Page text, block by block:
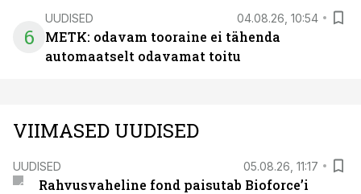
6
UUDISED 04.08.26, 10:54
METK: odavam tooraine ei tähenda
automaatselt odavamat toitu
VIIMASED UUDISED
UUDISED 05.08.26, 11:17
Rahvusvaheline fond paisutab Bioforce’i